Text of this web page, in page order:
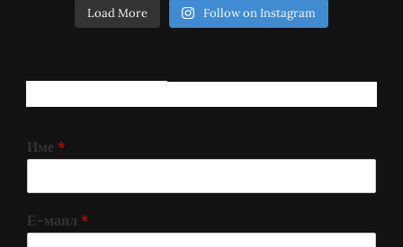
Load More Follow on Instagram
Име *
Е-маил *